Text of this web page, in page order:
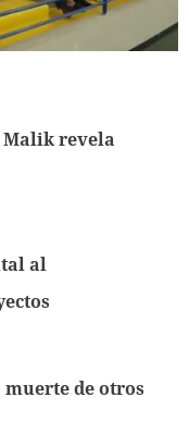
Malik revela
al
de otros